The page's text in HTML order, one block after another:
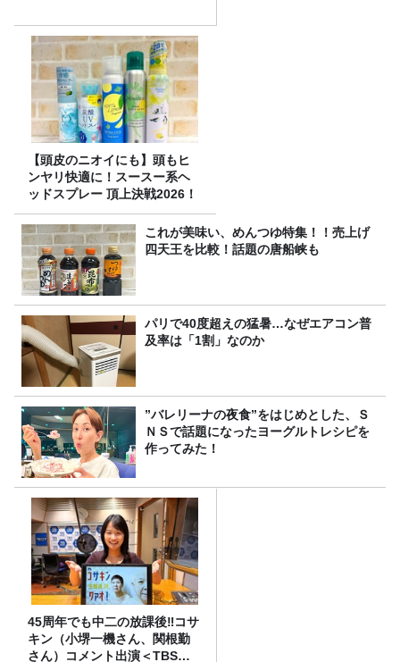
【頭皮のニオイにも】頭もヒ
ンヤリ快適に！スースー系ヘ
ッドスプレー 頂上決戦2026！
これが美味い、めんつゆ特集！！売上げ
四天王を比較！話題の唐船峡も
パリで40度超えの猛暑…なぜエアコン普
及率は「1割」なのか
”バレリーナの夜食”をはじめとした、Ｓ
ＮＳで話題になったヨーグルトレシピを
作ってみた！
45周年でも中二の放課後‼コサ
キン（小堺一機さん、関根勤
さん）コメント出演＜TBSラ